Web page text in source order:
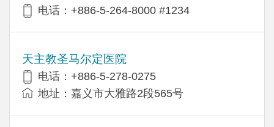
电话：+886-5-264-8000 #1234
天主教圣马尔定医院
电话：+886-5-278-0275
地址：嘉义市大雅路2段565号